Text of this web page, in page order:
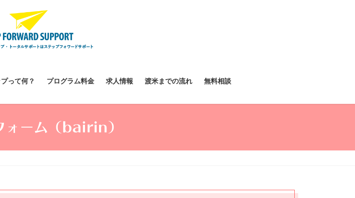
って何？ プログラム料金 求人情報 渡米までの流れ 無料相談
ォーム（bairin）